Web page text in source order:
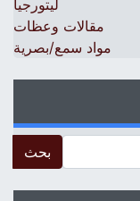
ليتورجيا
مقالات وعظات
مواد سمع/بصرية